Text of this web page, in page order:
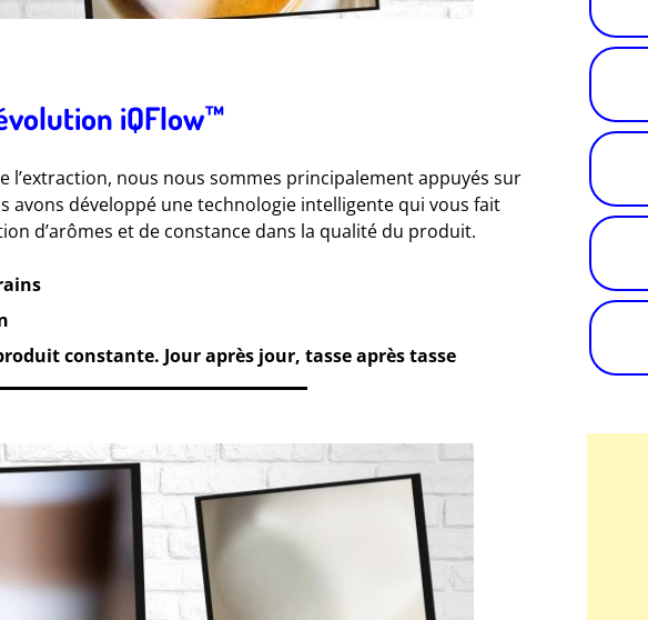
iQFlow™
l’extraction, nous nous sommes principalement appuyés sur
avons développé une technologie intelligente qui vous fait
d’arômes et de constance dans la qualité du produit.
constante. Jour après jour, tasse après tasse